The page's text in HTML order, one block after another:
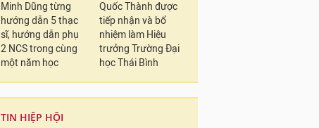
Minh Dũng từng
hướng dẫn 5 thạc
sĩ, hướng dẫn phụ
2 NCS trong cùng
một năm học
Quốc Thành được
tiếp nhận và bổ
nhiệm làm Hiệu
trưởng Trường Đại
học Thái Bình
TIN HIỆP HỘI